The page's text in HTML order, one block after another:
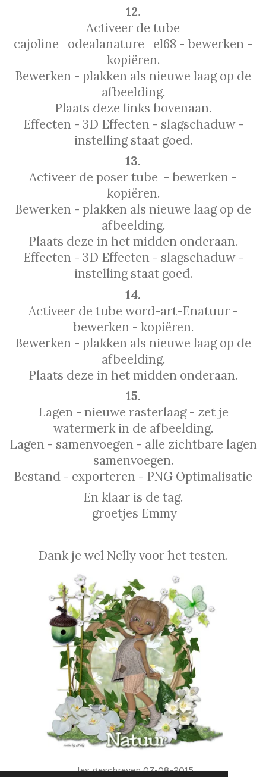
12.
Activeer de tube
cajoline_odealanature_el68 - bewerken -
kopiëren.
Bewerken - plakken als nieuwe laag op de
afbeelding.
Plaats deze links bovenaan.
Effecten - 3D Effecten - slagschaduw -
instelling staat goed.
13.
Activeer de poser tube - bewerken -
kopiëren.
Bewerken - plakken als nieuwe laag op de
afbeelding.
Plaats deze in het midden onderaan.
Effecten - 3D Effecten - slagschaduw -
instelling staat goed.
14.
Activeer de tube word-art-Enatuur -
bewerken - kopiëren.
Bewerken - plakken als nieuwe laag op de
afbeelding.
Plaats deze in het midden onderaan.
15.
Lagen - nieuwe rasterlaag - zet je
watermerk in de afbeelding.
Lagen - samenvoegen - alle zichtbare lagen
samenvoegen.
Bestand - exporteren - PNG Optimalisatie
En klaar is de tag.
groetjes Emmy
Dank je wel Nelly voor het testen.
les geschreven 07-08-2015